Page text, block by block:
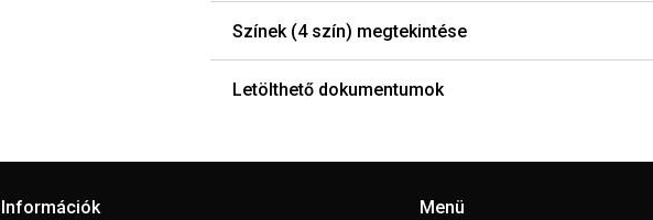
Színek (4 szín) megtekintése
Letölthető dokumentumok
Információk Menü